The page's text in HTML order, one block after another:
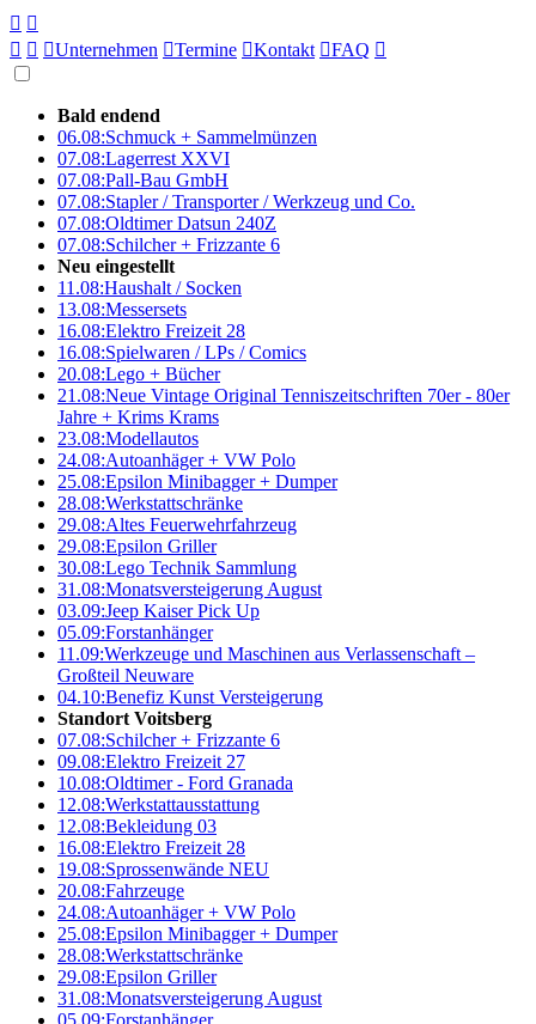
 
  Unternehmen Termine Kontakt FAQ 
Bald endend
06.08:Schmuck + Sammelmünzen
07.08:Lagerrest XXVI
07.08:Pall-Bau GmbH
07.08:Stapler / Transporter / Werkzeug und Co.
07.08:Oldtimer Datsun 240Z
07.08:Schilcher + Frizzante 6
Neu eingestellt
11.08:Haushalt / Socken
13.08:Messersets
16.08:Elektro Freizeit 28
16.08:Spielwaren / LPs / Comics
20.08:Lego + Bücher
21.08:Neue Vintage Original Tenniszeitschriften 70er - 80er
Jahre + Krims Krams
23.08:Modellautos
24.08:Autoanhäger + VW Polo
25.08:Epsilon Minibagger + Dumper
28.08:Werkstattschränke
29.08:Altes Feuerwehrfahrzeug
29.08:Epsilon Griller
30.08:Lego Technik Sammlung
31.08:Monatsversteigerung August
03.09:Jeep Kaiser Pick Up
05.09:Forstanhänger
11.09:Werkzeuge und Maschinen aus Verlassenschaft –
Großteil Neuware
04.10:Benefiz Kunst Versteigerung
Standort Voitsberg
07.08:Schilcher + Frizzante 6
09.08:Elektro Freizeit 27
10.08:Oldtimer - Ford Granada
12.08:Werkstattausstattung
12.08:Bekleidung 03
16.08:Elektro Freizeit 28
19.08:Sprossenwände NEU
20.08:Fahrzeuge
24.08:Autoanhäger + VW Polo
25.08:Epsilon Minibagger + Dumper
28.08:Werkstattschränke
29.08:Epsilon Griller
31.08:Monatsversteigerung August
05.09:Forstanhänger